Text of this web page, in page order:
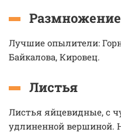
Размножение
Лучшие опылители:
Байкалова, Кировец.
Листья
Листья яйцевидные, с
удлиненной вершиной.